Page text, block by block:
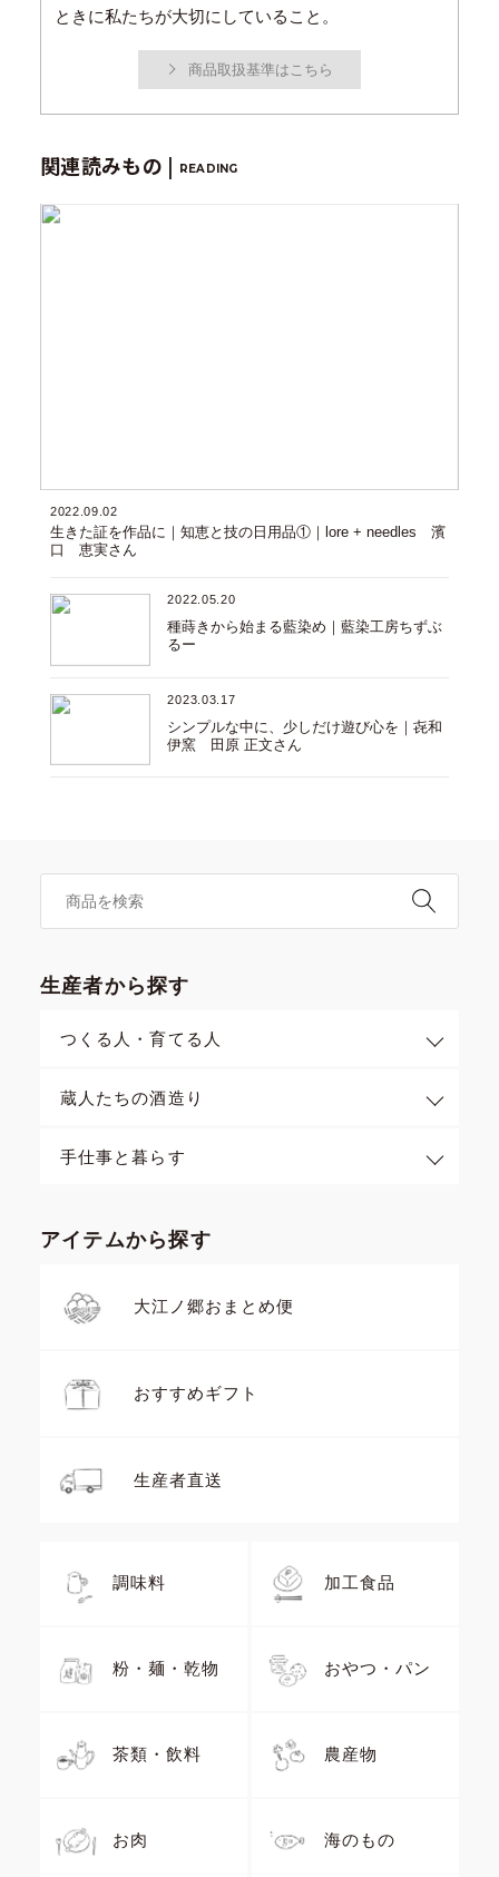
ときに私たちが大切にしていること。
商品取扱基準はこちら
関連読みもの | READING
2022.09.02
生きた証を作品に｜知恵と技の日用品①｜lore + needles 濱
口 恵実さん
2022.05.20
種蒔きから始まる藍染め｜藍染工房ちずぶ
るー
2023.03.17
シンプルな中に、少しだけ遊び心を｜㐂和
伊窯 田原 正文さん
生産者から探す
つくる人・育てる人
蔵人たちの酒造り
手仕事と暮らす
アイテムから探す
大江ノ郷おまとめ便
おすすめギフト
生産者直送
調味料 加工食品
粉・麺・乾物 おやつ・パン
茶類・飲料 農産物
お肉 海のもの